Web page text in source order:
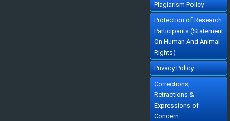
TÜRKİYE'DE EĞİTİMİN EKONOMİK BÜYÜMEYE KATKISI
CONTRIBUTION OF EDUCATION TO ECONOMIC GROWTH IN TURKEY[Turkish]
69 times [Click to see citing articles]
TÜRKİYE'DE VERGİ AHLAKINI BELİRLEYEN FAKTÖRLER ÜZERİNE BİR
AN EMPRICAL ANALYSIS OF TAX MORALE IN TURKEY [Turkish]
Ali Rıza GÖKBUNAR, Sibel SELİM, Halit YANIKKAYA
68 times [Click to see citing articles]
İKTİSADİ ANALİZDE REKABET KAVRAMININ GELİŞİMİ
THE EVALUATION OF THE CONCEPT OF 'COMPETITION' IN ECONOMIC
Plagiarism Policy
Protection of Research
Participants (Statement
On Human And Animal
Rights)
Privacy Policy
Corrections,
Retractions &
Expressions of
Concern